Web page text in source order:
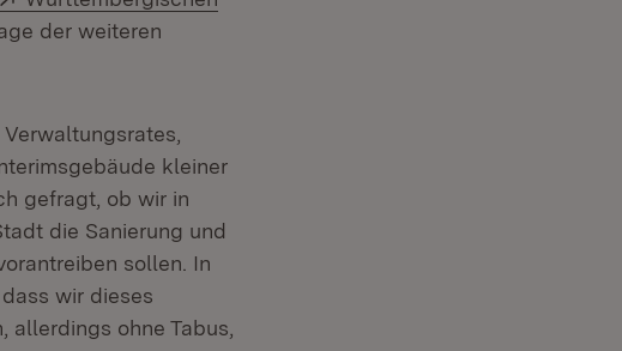
der weiteren
kleiner
gefragt, ob wir in
die Sanierung und
sollen. In
wir dieses
ohne Tabus,